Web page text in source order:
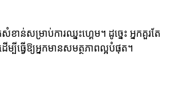
សំខាន់សម្រាប់ការឈ្នះហ្គេម។ ដូច្នេះ អ្នកគួរតែ
ើម្បីធ្វើឱ្យអ្នកមានសមត្ថភាពល្អបំផុត។